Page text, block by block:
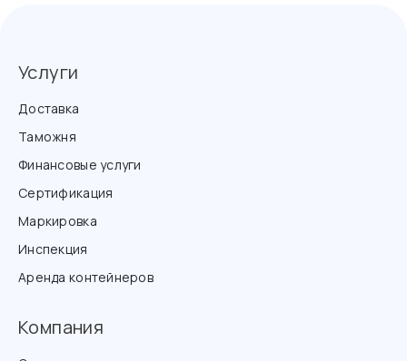
Услуги
Доставка
Таможня
Финансовые услуги
Сертификация
Маркировка
Инспекция
Аренда контейнеров
Компания